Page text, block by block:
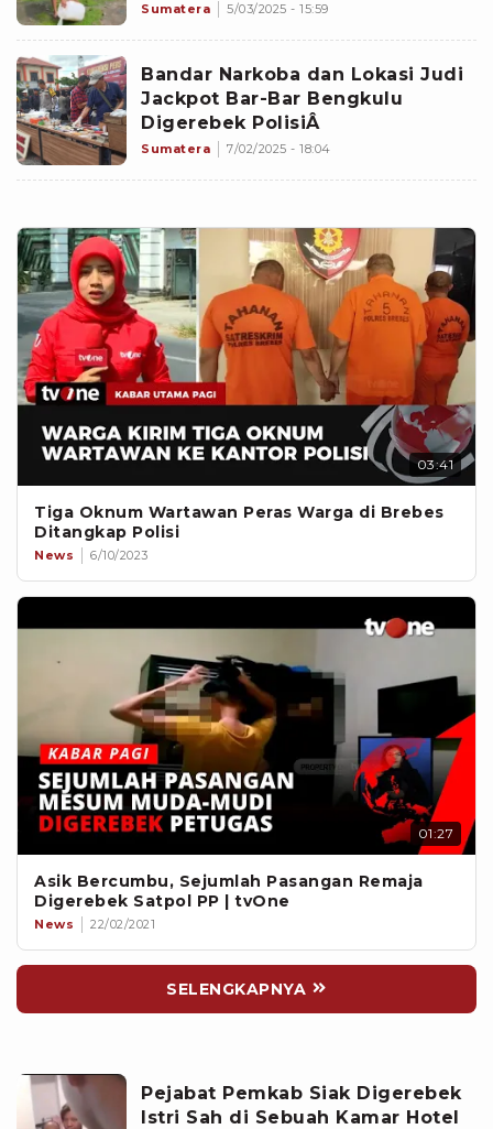
Sumatera 5/03/2025 - 15:59
Bandar Narkoba dan Lokasi Judi
Jackpot Bar-Bar Bengkulu
Digerebek PolisiÂ
Sumatera 7/02/2025 - 18:04
03:41
Tiga Oknum Wartawan Peras Warga di Brebes
Ditangkap Polisi
News 6/10/2023
01:27
Asik Bercumbu, Sejumlah Pasangan Remaja
Digerebek Satpol PP | tvOne
News 22/02/2021
SELENGKAPNYA
Pejabat Pemkab Siak Digerebek
Istri Sah di Sebuah Kamar Hotel